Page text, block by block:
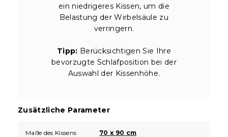
ein niedrigeres Kissen, um die
Belastung der Wirbelsäule zu
verringern.
Tipp: Berücksichtigen Sie Ihre
bevorzugte Schlafposition bei der
Auswahl der Kissenhöhe.
Zusätzliche Parameter
Maße des Kissens 70 x 90 cm